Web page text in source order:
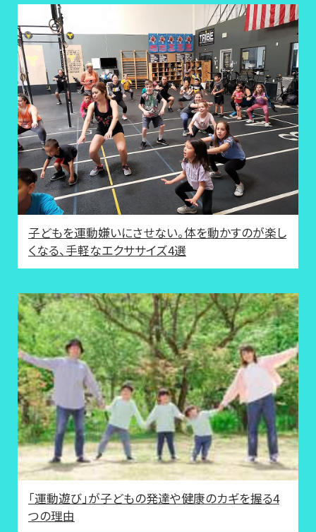
子どもを運動嫌いにさせない。体を動かすのが楽し
くなる、手軽なエクササイズ4選
「運動遊び」が子どもの発達や健康のカギを握る4
つの理由